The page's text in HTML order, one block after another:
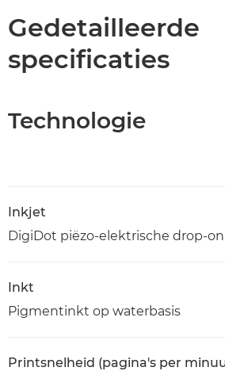
PDF downloaden
Gedetailleerde
specificaties
Technologie
Inkjet
DigiDot piëzo-elektrische drop-
Inkt
Pigmentinkt op waterbasis
Printsnelheid (pagina's per